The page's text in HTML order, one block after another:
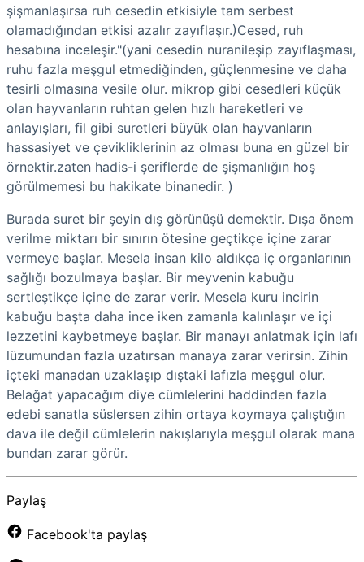
şişmanlaşırsa ruh cesedin etkisiyle tam serbest
olamadığından etkisi azalır zayıflaşır.)Cesed, ruh
hesabına inceleşir."(yani cesedin nuranileşip zayıflaşması,
ruhu fazla meşgul etmediğinden, güçlenmesine ve daha
tesirli olmasına vesile olur. mikrop gibi cesedleri küçük
olan hayvanların ruhtan gelen hızlı hareketleri ve
anlayışları, fil gibi suretleri büyük olan hayvanların
hassasiyet ve çevikliklerinin az olması buna en güzel bir
örnektir.zaten hadis-i şeriflerde de şişmanlığın hoş
görülmemesi bu hakikate binanedir. )
Burada suret bir şeyin dış görünüşü demektir. Dışa önem
verilme miktarı bir sınırın ötesine geçtikçe içine zarar
vermeye başlar. Mesela insan kilo aldıkça iç organlarının
sağlığı bozulmaya başlar. Bir meyvenin kabuğu
sertleştikçe içine de zarar verir. Mesela kuru incirin
kabuğu başta daha ince iken zamanla kalınlaşır ve içi
lezzetini kaybetmeye başlar. Bir manayı anlatmak için lafı
lüzumundan fazla uzatırsan manaya zarar verirsin. Zihin
içteki manadan uzaklaşıp dıştaki lafızla meşgul olur.
Belağat yapacağım diye cümlelerini haddinden fazla
edebi sanatla süslersen zihin ortaya koymaya çalıştığın
dava ile değil cümlelerin nakışlarıyla meşgul olarak mana
bundan zarar görür.
Paylaş
Facebook'ta paylaş